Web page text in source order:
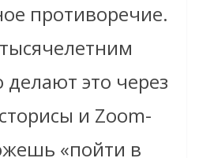
противоречие.
делают это через
и Zoom-
«пойти в